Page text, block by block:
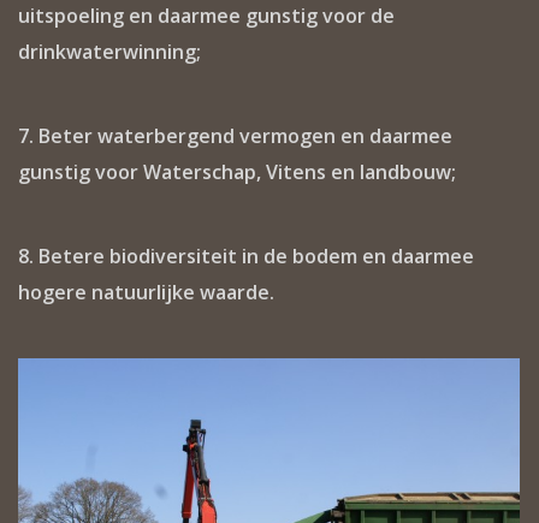
uitspoeling en daarmee gunstig voor de
drinkwaterwinning;
7. Beter waterbergend vermogen en daarmee
gunstig voor Waterschap, Vitens en landbouw;
8. Betere biodiversiteit in de bodem en daarmee
hogere natuurlijke waarde.